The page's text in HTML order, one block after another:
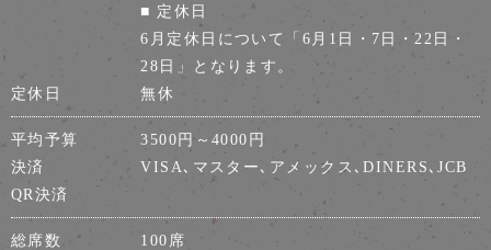
■ 定休日
6月定休日について「6月1日・7日・22日・
28日」となります。
定休日
無休
平均予算
3500円～4000円
決済
VISA､マスター､アメックス､DINERS､JCB
QR決済
総席数
100席